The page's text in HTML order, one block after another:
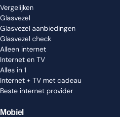
Vergelijken
Glasvezel
Glasvezel aanbiedingen
Glasvezel check
Alleen internet
Internet en TV
Alles in 1
Internet + TV met cadeau
Beste internet provider
Mobiel